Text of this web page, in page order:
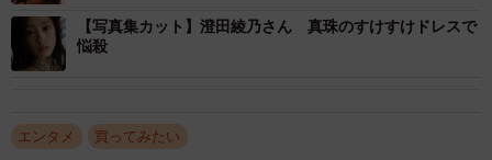
【写真集カット】澄田綾乃さん 真珠のすけすけドレスで
悩殺
エンタメ 買ってみたい